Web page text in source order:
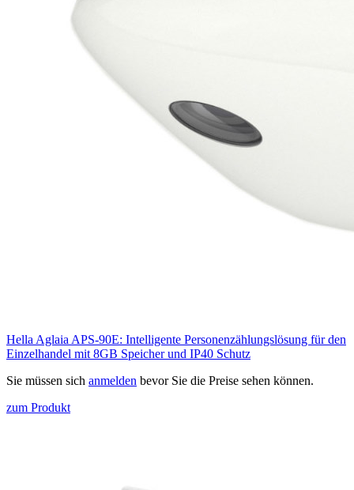
Hella Aglaia APS-90E: Intelligente Personenzählungslösung für den
Einzelhandel mit 8GB Speicher und IP40 Schutz
Sie müssen sich anmelden bevor Sie die Preise sehen können.
zum Produkt